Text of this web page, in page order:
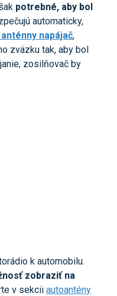
potrebné, aby bol
automaticky,
napájač,
zväzku tak, aby bol
zosilňovač by
k automobilu.
zobraziť na
v sekcii autoantény